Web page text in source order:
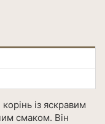
із яскравим
смаком. Він